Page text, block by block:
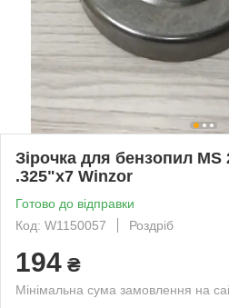
Зірочка для бензопил MS
.325"x7 Winzor
Готово до відправки
Код: W1150057
Роздріб
194 ₴
Мінімальна сума замовлення на